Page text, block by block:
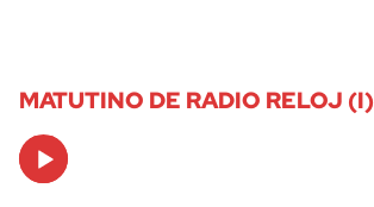
MATUTINO DE RADIO RELOJ (I)
Audio
Player